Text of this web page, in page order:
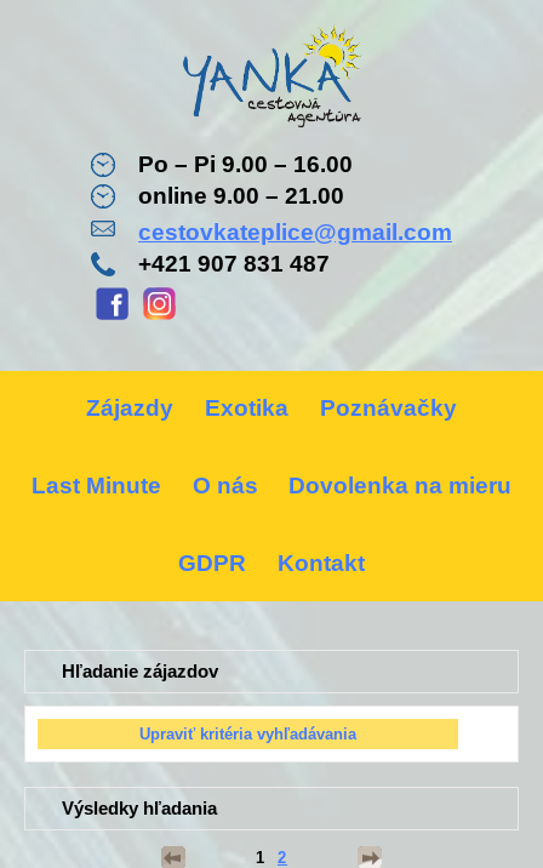
Po – Pi 9.00 – 16.00
online 9.00 – 21.00
cestovkateplice@gmail.com
+421 907 831 487
Zájazdy Exotika Poznávačky
Last Minute O nás Dovolenka na mieru
GDPR Kontakt
Hľadanie zájazdov
Výsledky hľadania
1 2